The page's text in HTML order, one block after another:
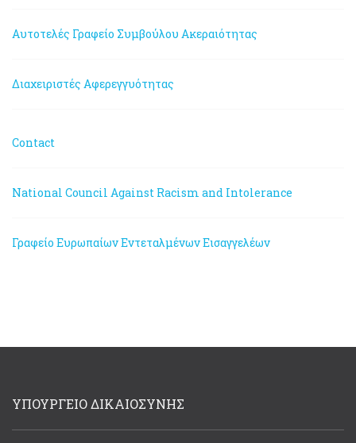
Αυτοτελές Γραφείο Συμβούλου Ακεραιότητας
Διαχειριστές Αφερεγγυότητας
Contact
National Council Against Racism and Intolerance
Γραφείο Ευρωπαίων Εντεταλμένων Εισαγγελέων
ΥΠΟΥΡΓΕΙΟ ΔΙΚΑΙΟΣΥΝΗΣ